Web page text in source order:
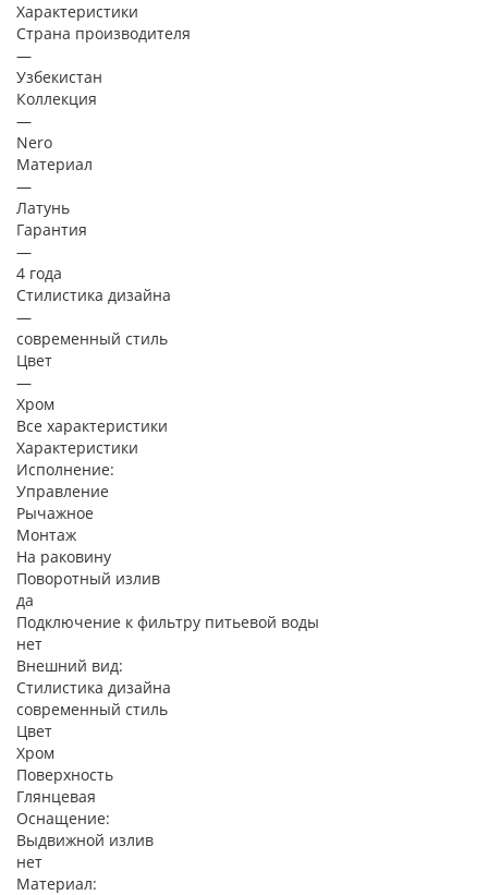
Характеристики
Страна производителя
—
Узбекистан
Коллекция
—
Nero
Материал
—
Латунь
Гарантия
—
4 года
Стилистика дизайна
—
современный стиль
Цвет
—
Хром
Все характеристики
Характеристики
Исполнение:
Управление
Рычажное
Монтаж
На раковину
Поворотный излив
да
Подключение к фильтру питьевой воды
нет
Внешний вид:
Стилистика дизайна
современный стиль
Цвет
Хром
Поверхность
Глянцевая
Оснащение:
Выдвижной излив
нет
Материал: